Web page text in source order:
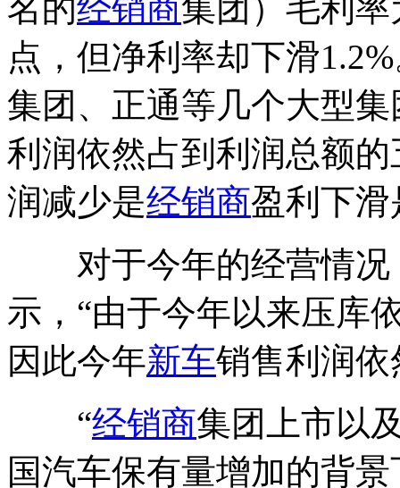
名的经销商集团）毛利
点，但净利率却下滑
集团、正通等几个大型
利润依然占到利润总额
润减少是经销商盈利下
对于今年的经营情况
示，“由于今年以来压库
因此今年新车销售利润依
“经销商集团上市以
国汽车保有量增加的背